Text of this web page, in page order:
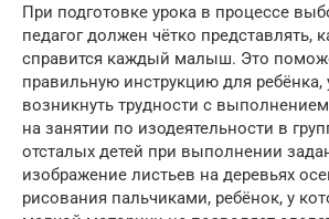
При подготовке урока в процессе
педагог должен чётко представлять,
справится каждый малыш. Это
правильную инструкцию для ребёнка,
возникнуть трудности с
на занятии по изодеятельности в
отсталых детей при выполнении
изображение листьев на деревьях
рисования пальчиками, ребёнок, у